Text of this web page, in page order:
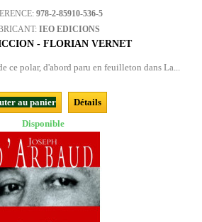
978-2-85910-536-5
IEO EDICIONS
- FLORIAN VERNET
ce polar, d'abord paru en feuilleton dans La...
au panier
Détails
Disponible